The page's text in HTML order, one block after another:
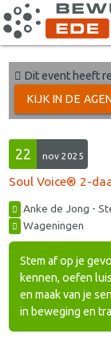
Dit event heeft
KIJK IN DE
22 nov 2025
Soul Voice® 2-
Anke de Jong -
Wageningen
Stem af op je
kennen, oefen
en maak van je
in beweging en